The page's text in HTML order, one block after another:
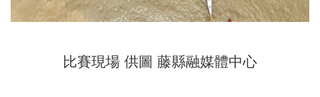
比賽現場 供圖 藤縣融媒體中心